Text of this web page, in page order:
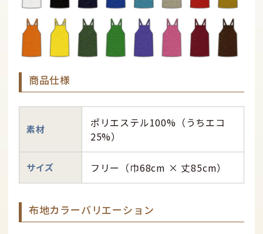
商品仕様
素材
ポリエステル100%（うちエコ
25%）
サイズ フリー（巾68cm × 丈85cm）
布地カラーバリエーション